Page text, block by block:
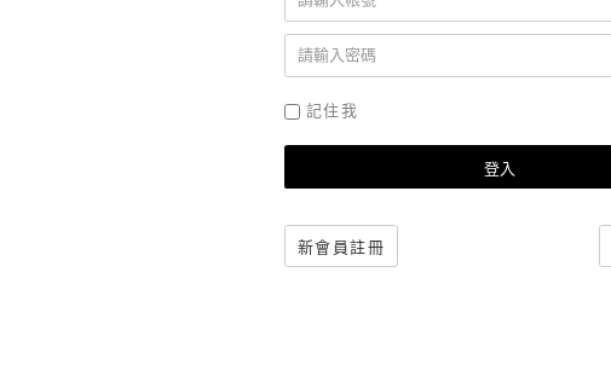
記住我
登入
新會員註冊